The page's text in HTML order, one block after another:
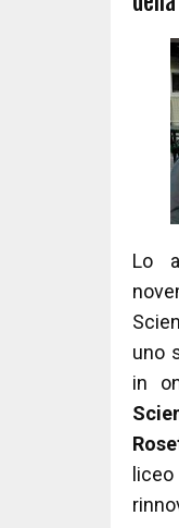
Lo
uno
in